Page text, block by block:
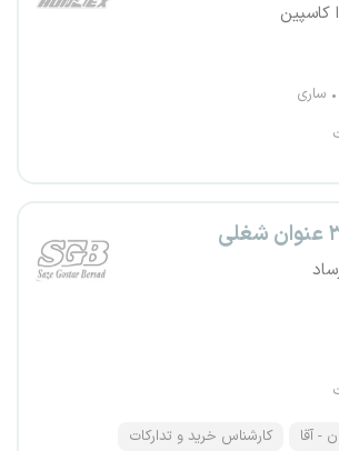
کاسپین
ساری
- آقا
کارشناس خرید و تدارکات